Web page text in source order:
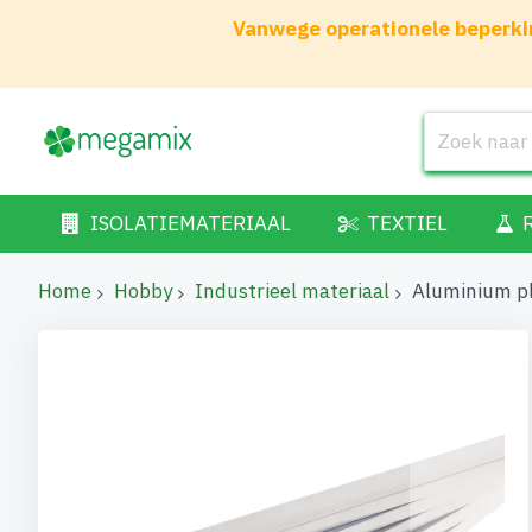
Vanwege operationele
ISOLATIEMATERIAAL TEXTIEL
Home Hobby Industrieel materiaal Aluminium